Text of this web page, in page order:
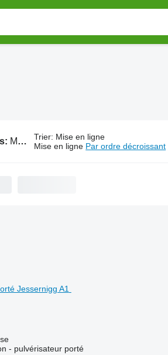
Matériel d'irrigation Jessernigg Trier: Mise en ligne
Mise en ligne Par ordre décroissant
- pulvérisateur porté